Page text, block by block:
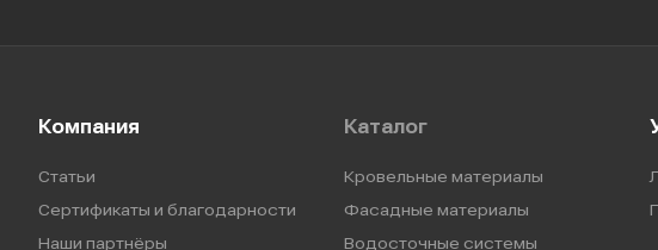
Компания
Статьи
Сертификаты и благодарности
Наши партнёры
Каталог
Кровельные материалы
Фасадные материалы
Водосточные системы